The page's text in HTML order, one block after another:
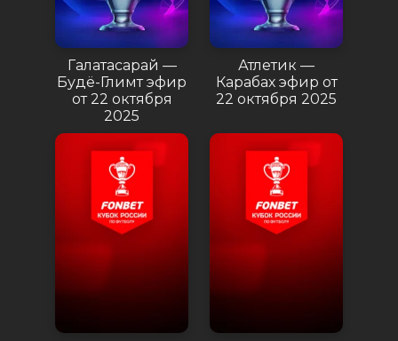
Галатасарай —
Будё-Глимт эфир
от 22 октября
2025
Атлетик —
Карабах эфир от
22 октября 2025